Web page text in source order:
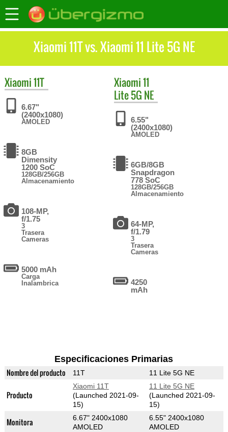
Xiaomi 11T vs. Xiaomi 11 Lite 5G NE
Xiaomi11T
6.67"
(2400x1080)
AMOLED
8GB
Dimensity
1200 SoC
128GB/256GB
Almacenamiento
108-MP,
f/1.75
3
Trasera
Cameras
5000 mAh
Carga
Inalambrica
Xiaomi11
Lite 5G NE
6.55"
(2400x1080)
AMOLED
6GB/8GB
Snapdragon
778 SoC
128GB/256GB
Almacenamiento
64-MP,
f/1.79
3
Trasera
Cameras
4250
mAh
Especificaciones Primarias
Nombre del producto 11T 11 Lite 5G NE
Producto
Xiaomi 11T
(Launched 2021-09-
15)
11 Lite 5G NE
(Launched 2021-09-
15)
Monitora
6.67" 2400x1080
AMOLED
6.55" 2400x1080
AMOLED